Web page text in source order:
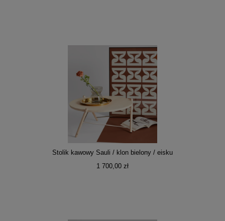
Stolik kawowy Sauli / klon bielony / eisku
1 700,00 zł